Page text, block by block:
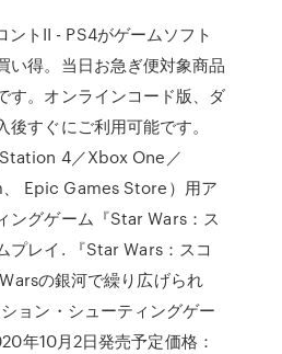
トII - PS4がゲームソフト
い得。当日お急ぎ便対象商品
す。オンラインコード版、ダ
すぐにご利用可能です。
4／Xbox One／
Epic Games Store）用ア
ングゲーム『Star Wars：ス
プレイ. 『Star Wars：スコ
の銀河で繰り広げられ
ョン・シューティングゲー
年10月2日発売予定価格：